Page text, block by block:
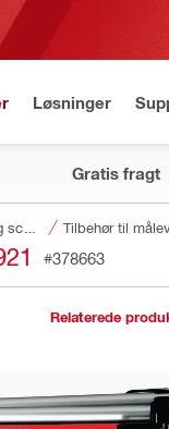
Løsninger
Gratis fragt
#378663
Relaterede